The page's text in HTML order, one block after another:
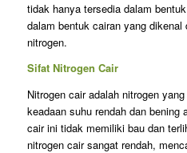
tidak hanya tersedia dalam
dalam bentuk cairan yang
nitrogen.
Sifat Nitrogen Cair
Nitrogen cair adalah nitrogen
keadaan suhu rendah dan bening
cair ini tidak memiliki bau dan
nitrogen cair sangat rendah,